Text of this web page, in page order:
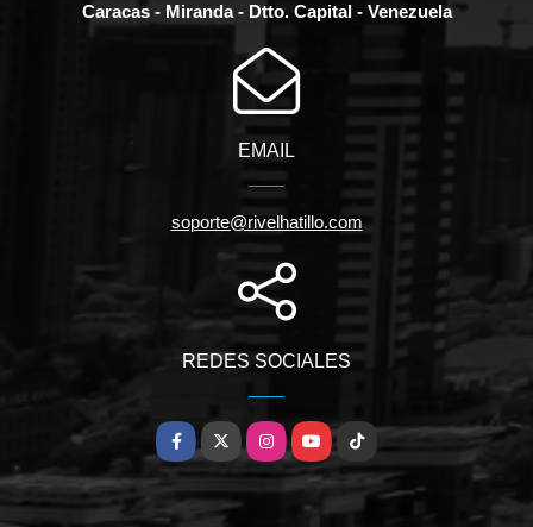
Caracas - Miranda - Dtto. Capital - Venezuela
EMAIL
soporte@rivelhatillo.com
REDES SOCIALES
Facebook
X InstagramYouTubeTikTok